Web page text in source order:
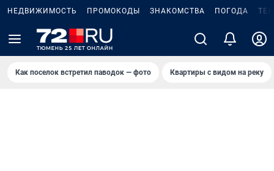
НЕДВИЖИМОСТЬ ПРОМОКОДЫ ЗНАКОМСТВА ПОГОДА
Как поселок встретил паводок — фото Квартиры с видом на реку